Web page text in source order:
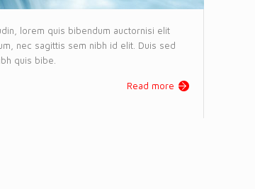
lorem quis bibendum auctornisi elit
nec sagittis sem nibh id elit. Duis sed
quis bibe.
Read more